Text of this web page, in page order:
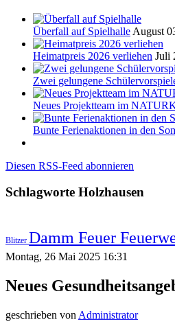
Überfall auf Spielhalle August
Heimatpreis 2026 verliehen Juli
Zwei gelungene
Neues Projektteam im
Bunte Ferienaktionen in den
Diesen RSS-Feed abonnieren
Schlagworte Holzhausen
Blitzer Damm Feuer
Montag, 26 Mai 2025 16:31
Neues
geschrieben von Administrator